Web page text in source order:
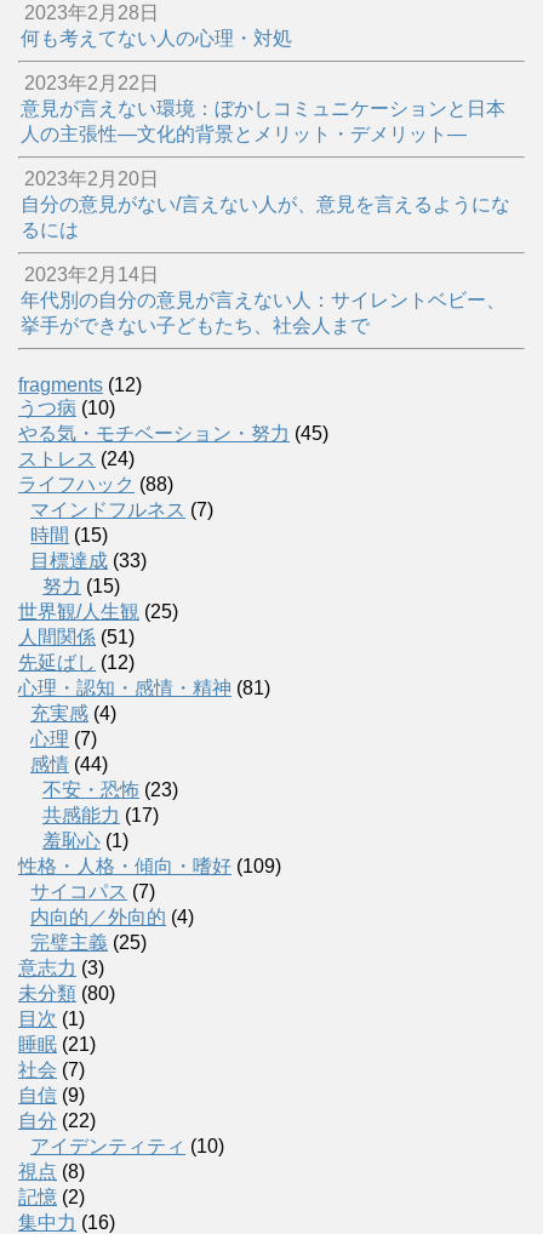
2023年2月28日
何も考えてない人の心理・対処
2023年2月22日
意見が言えない環境：ぼかしコミュニケーションと日本
人の主張性―文化的背景とメリット・デメリット―
2023年2月20日
自分の意見がない/言えない人が、意見を言えるようにな
るには
2023年2月14日
年代別の自分の意見が言えない人：サイレントベビー、
挙手ができない子どもたち、社会人まで
fragments (12)
うつ病 (10)
やる気・モチベーション・努力 (45)
ストレス (24)
ライフハック (88)
マインドフルネス (7)
時間 (15)
目標達成 (33)
努力 (15)
世界観/人生観 (25)
人間関係 (51)
先延ばし (12)
心理・認知・感情・精神 (81)
充実感 (4)
心理 (7)
感情 (44)
不安・恐怖 (23)
共感能力 (17)
羞恥心 (1)
性格・人格・傾向・嗜好 (109)
サイコパス (7)
内向的／外向的 (4)
完璧主義 (25)
意志力 (3)
未分類 (80)
目次 (1)
睡眠 (21)
社会 (7)
自信 (9)
自分 (22)
アイデンティティ (10)
視点 (8)
記憶 (2)
集中力 (16)